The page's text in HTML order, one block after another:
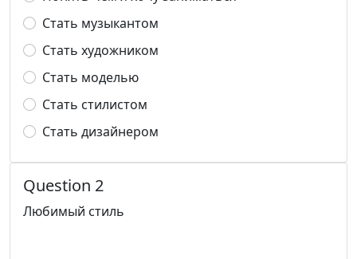
Стать музыкантом
Стать художником
Стать моделью
Стать стилистом
Стать дизайнером
Question 2
Любимый стиль